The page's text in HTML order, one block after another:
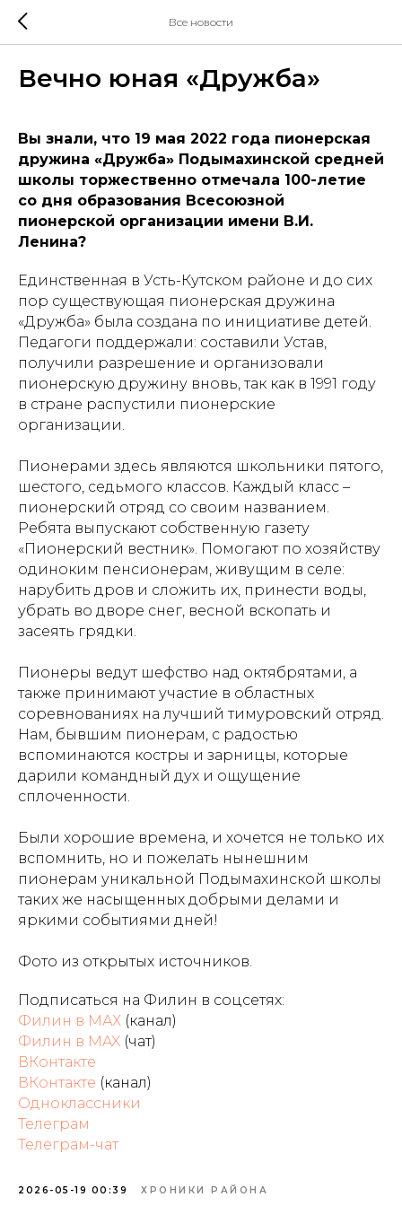
Все новости
Вечно юная «Дружба»
Вы знали, что 19 мая 2022 года пионерская
дружина «Дружба» Подымахинской средней
школы торжественно отмечала 100-летие
со дня образования Всесоюзной
пионерской организации имени В.И.
Ленина?
Единственная в Усть-Кутском районе и до сих
пор существующая пионерская дружина
«Дружба» была создана по инициативе детей.
Педагоги поддержали: составили Устав,
получили разрешение и организовали
пионерскую дружину вновь, так как в 1991 году
в стране распустили пионерские
организации.
Пионерами здесь являются школьники пятого,
шестого, седьмого классов. Каждый класс –
пионерский отряд со своим названием.
Ребята выпускают собственную газету
«Пионерский вестник». Помогают по хозяйству
одиноким пенсионерам, живущим в селе:
нарубить дров и сложить их, принести воды,
убрать во дворе снег, весной вскопать и
засеять грядки.
Пионеры ведут шефство над октябрятами, а
также принимают участие в областных
соревнованиях на лучший тимуровский отряд.
Нам, бывшим пионерам, с радостью
вспоминаются костры и зарницы, которые
дарили командный дух и ощущение
сплоченности.
Были хорошие времена, и хочется не только их
вспомнить, но и пожелать нынешним
пионерам уникальной Подымахинской школы
таких же насыщенных добрыми делами и
яркими событиями дней!
Фото из открытых источников.
Подписаться на Филин в соцсетях:
Филин в МАХ (канал)
Филин в MAX (чат)
ВКонтакте
ВКонтакте (канал)
Одноклассники
Телеграм
Телеграм-чат
2026-05-19 00:39 ХРОНИКИ РАЙОНА